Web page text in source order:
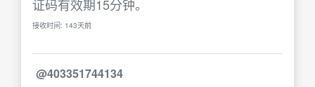
证码有效期15分钟。
接收时间: 143天前
@403351744134